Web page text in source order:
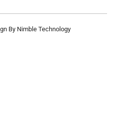
By Nimble Technology